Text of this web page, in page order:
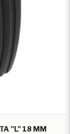
"L" 18 MM